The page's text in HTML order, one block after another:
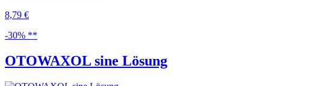
8,79 €
-30% **
OTOWAXOL sine Lösung